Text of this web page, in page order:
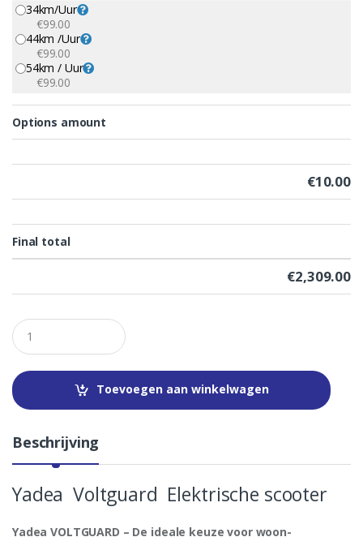
34km/uur
€99.00
44km /uur
€99.00
54km / Uur
€99.00
Options amount
€10.00
Final total
€2,309.00
Q
u
a
t
i
Toevoegen aan winkelwagen
Beschrijving
Yadea Voltguard Elektrische scooter
Yadea VOLTGUARD – De ideale keuze voor woon-